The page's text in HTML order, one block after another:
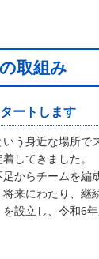
取組み
ートします
う身近な場所
してきました。
からチームを編
来にわたり、
設立し、令和